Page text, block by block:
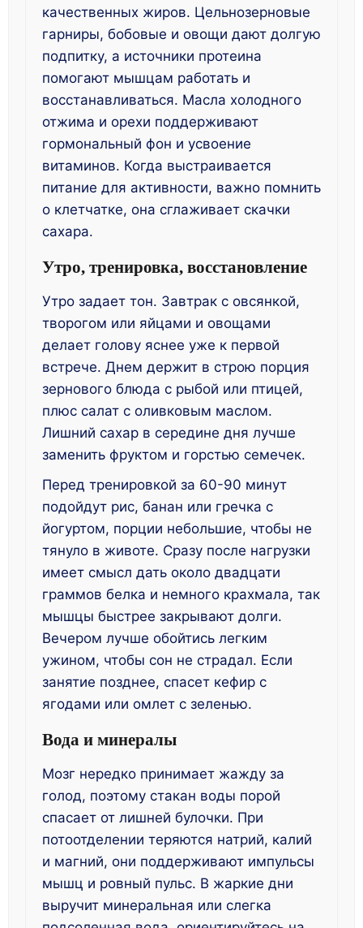
качественных жиров. Цельнозерновые
гарниры, бобовые и овощи дают долгую
подпитку, а источники протеина
помогают мышцам работать и
восстанавливаться. Масла холодного
отжима и орехи поддерживают
гормональный фон и усвоение
витаминов. Когда выстраивается
питание для активности, важно помнить
о клетчатке, она сглаживает скачки
сахара.
Утро, тренировка, восстановление
Утро задает тон. Завтрак с овсянкой,
творогом или яйцами и овощами
делает голову яснее уже к первой
встрече. Днем держит в строю порция
зернового блюда с рыбой или птицей,
плюс салат с оливковым маслом.
Лишний сахар в середине дня лучше
заменить фруктом и горстью семечек.
Перед тренировкой за 60-90 минут
подойдут рис, банан или гречка с
йогуртом, порции небольшие, чтобы не
тянуло в животе. Сразу после нагрузки
имеет смысл дать около двадцати
граммов белка и немного крахмала, так
мышцы быстрее закрывают долги.
Вечером лучше обойтись легким
ужином, чтобы сон не страдал. Если
занятие позднее, спасет кефир с
ягодами или омлет с зеленью.
Вода и минералы
Мозг нередко принимает жажду за
голод, поэтому стакан воды порой
спасает от лишней булочки. При
потоотделении теряются натрий, калий
и магний, они поддерживают импульсы
мышц и ровный пульс. В жаркие дни
выручит минеральная или слегка